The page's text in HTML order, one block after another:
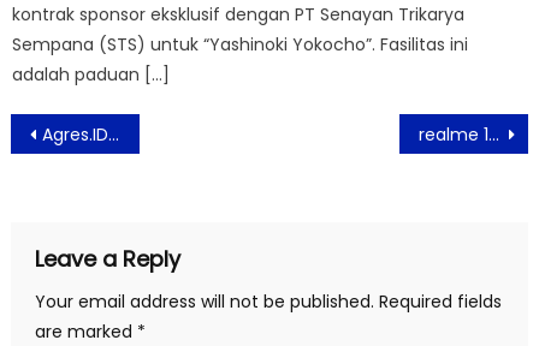
kontrak sponsor eksklusif dengan PT Senayan Trikarya
Sempana (STS) untuk “Yashinoki Yokocho”. Fasilitas ini
adalah paduan […]
Post
navigation
Agres.ID Transformasi Menjadi Perusahaan ICT: dari Bisnis Unit Laptop Ekspansi ke Smartphone & PC Rakitan realme 13 Series 5G Segera Meluncur Menjadi “Official Gaming Phone” di 2024 Honor of Kings Championship
Leave a Reply
Your email address will not be published. Required fields
are marked *